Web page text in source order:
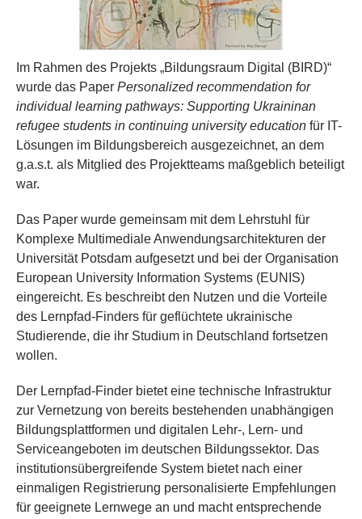
Im Rahmen des Projekts „Bildungsraum Digital (BIRD)“
wurde das Paper Personalized recommendation for
individual learning pathways: Supporting Ukraininan
refugee students in continuing university education für IT-
Lösungen im Bildungsbereich ausgezeichnet, an dem
g.a.s.t. als Mitglied des Projektteams maßgeblich beteiligt
war.
Das Paper wurde gemeinsam mit dem Lehrstuhl für
Komplexe Multimediale Anwendungsarchitekturen der
Universität Potsdam aufgesetzt und bei der Organisation
European University Information Systems (EUNIS)
eingereicht. Es beschreibt den Nutzen und die Vorteile
des Lernpfad-Finders für geflüchtete ukrainische
Studierende, die ihr Studium in Deutschland fortsetzen
wollen.
Der Lernpfad-Finder bietet eine technische Infrastruktur
zur Vernetzung von bereits bestehenden unabhängigen
Bildungsplattformen und digitalen Lehr-, Lern- und
Serviceangeboten im deutschen Bildungssektor. Das
institutionsübergreifende System bietet nach einer
einmaligen Registrierung personalisierte Empfehlungen
für geeignete Lernwege an und macht entsprechende